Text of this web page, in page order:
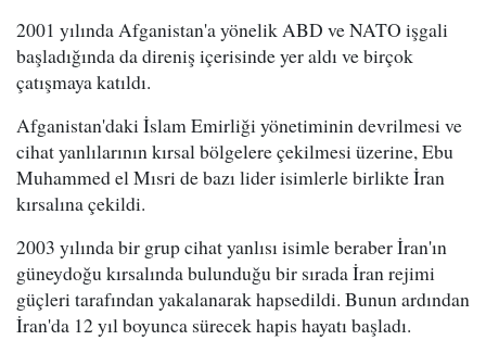
2001 yılında Afganistan'a yönelik ABD ve NATO işgali
başladığında da direniş içerisinde yer aldı ve birçok
çatışmaya katıldı.
Afganistan'daki İslam Emirliği yönetiminin devrilmesi ve
cihat yanlılarının kırsal bölgelere çekilmesi üzerine, Ebu
Muhammed el Mısri de bazı lider isimlerle birlikte İran
kırsalına çekildi.
2003 yılında bir grup cihat yanlısı isimle beraber İran'ın
güneydoğu kırsalında bulunduğu bir sırada İran rejimi
güçleri tarafından yakalanarak hapsedildi. Bunun ardından
İran'da 12 yıl boyunca sürecek hapis hayatı başladı.